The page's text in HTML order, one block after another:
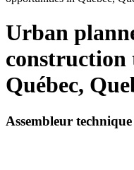
Urban
construction
Québec,
Assembleur technique